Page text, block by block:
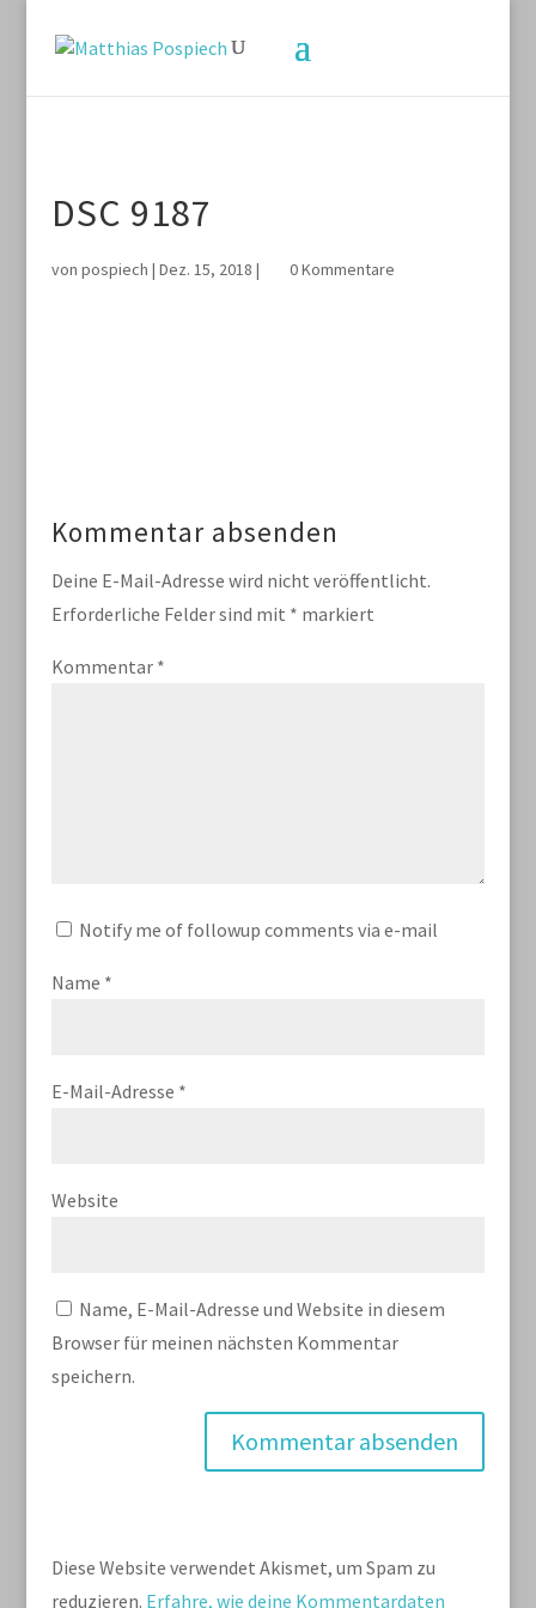
DSC 9187
von pospiech | Dez. 15, 2018 | 0 Kommentare
Kommentar absenden
Deine E-Mail-Adresse wird nicht veröffentlicht.
Erforderliche Felder sind mit * markiert
Kommentar *
Notify me of followup comments via e-mail
Name *
E-Mail-Adresse *
Website
Name, E-Mail-Adresse und Website in diesem
Browser für meinen nächsten Kommentar
speichern.
Diese Website verwendet Akismet, um Spam zu
reduzieren. Erfahre, wie deine Kommentardaten